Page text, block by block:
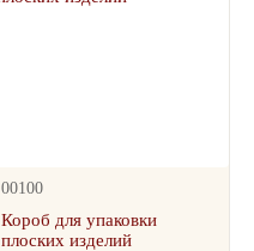
00100
Короб для упаковки
плоских изделий